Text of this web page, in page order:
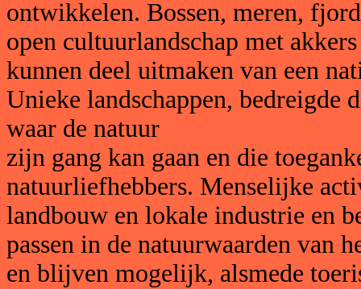
ontwikkelen. Bossen, meren,
open cultuurlandschap met
kunnen deel uitmaken van een
Unieke landschappen, bedreigde
waar de natuur
zijn gang kan gaan en die toegank
natuurliefhebbers. Menselijke
landbouw en lokale industrie en
passen in de natuurwaarden van
en blijven mogelijk, alsmede